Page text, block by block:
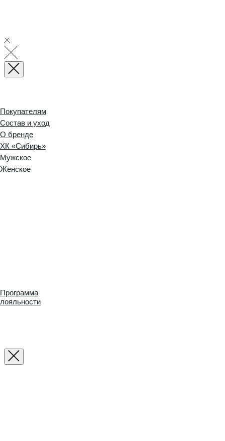
Покупателям
Состав и уход
О бренде
ХК «Сибирь»
Мужское
Женское
Программа
лояльности